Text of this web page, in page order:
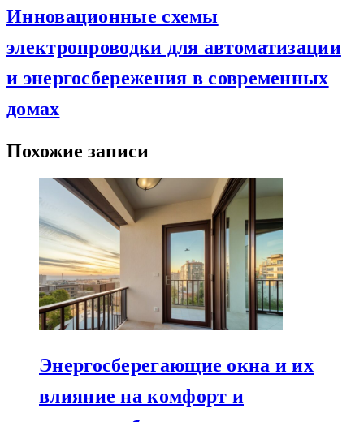
Инновационные схемы
электропроводки для автоматизации
и энергосбережения в современных
домах
Похожие записи
Энергосберегающие окна и их
влияние на комфорт и